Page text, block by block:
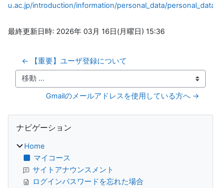
u.ac.jp/introduction/information/personal_data/
最終更新日時: 2026年 03月 16日(月曜日) 15:36
← 【重要】ユーザ登録について
移動 ...
Gmailのメールアドレスを使用している方へ →
ブロック
ナビゲーション
Home
マイコース
サイトアナウンスメント
ログインパスワードを忘れた場合